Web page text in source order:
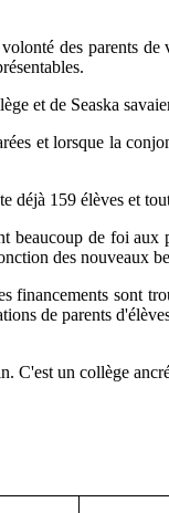
des parents
et de Seaska
et lorsque la
déjà 159 élèves et
beaucoup de foi
des nouveaux
financements sont
de parents
C'est un collège